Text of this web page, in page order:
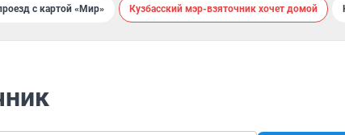
с картой «Мир» Кузбасский мэр-взяточник хочет домой